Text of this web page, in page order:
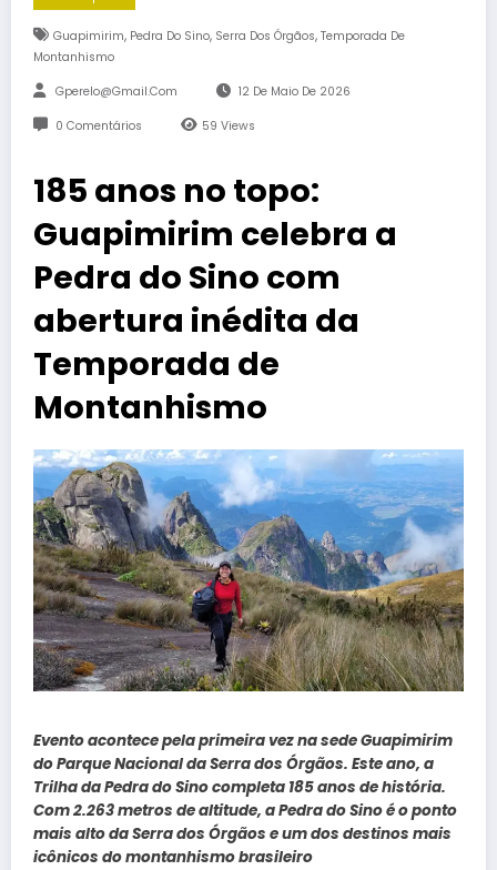
Guapimirim, Pedra Do Sino, Serra Dos Órgãos, Temporada De
Montanhismo
Gperelo@gmail.com 12 De Maio De 2026
0 Comentários 59 Views
185 anos no topo:
Guapimirim celebra a
Pedra do Sino com
abertura inédita da
Temporada de
Montanhismo
Evento acontece pela primeira vez na sede Guapimirim
do Parque Nacional da Serra dos Órgãos. Este ano, a
Trilha da Pedra do Sino completa 185 anos de história.
Com 2.263 metros de altitude, a Pedra do Sino é o ponto
mais alto da Serra dos Órgãos e um dos destinos mais
icônicos do montanhismo brasileiro